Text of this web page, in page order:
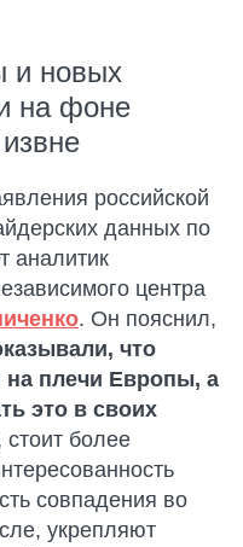
и новых
на фоне
российской
данных по
аналитик
центра
. Он пояснил,
что
на плечи Европы, а
это в своих
более
совпадения во
укрепляют